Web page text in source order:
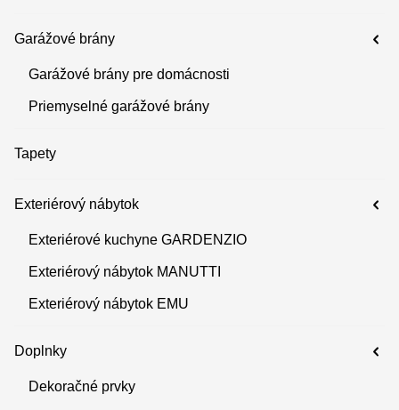
Garážové brány
Garážové brány pre domácnosti
Priemyselné garážové brány
Tapety
Exteriérový nábytok
Exteriérové kuchyne GARDENZIO
Exteriérový nábytok MANUTTI
Exteriérový nábytok EMU
Doplnky
Dekoračné prvky